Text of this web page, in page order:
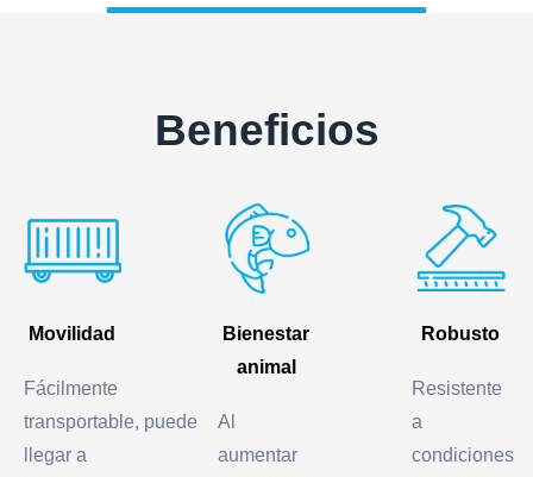
Beneficios
Movilidad
Fácilmente
transportable, puede
llegar a
Bienestar
animal
Al
aumentar
Robusto
Resistente
a
condiciones